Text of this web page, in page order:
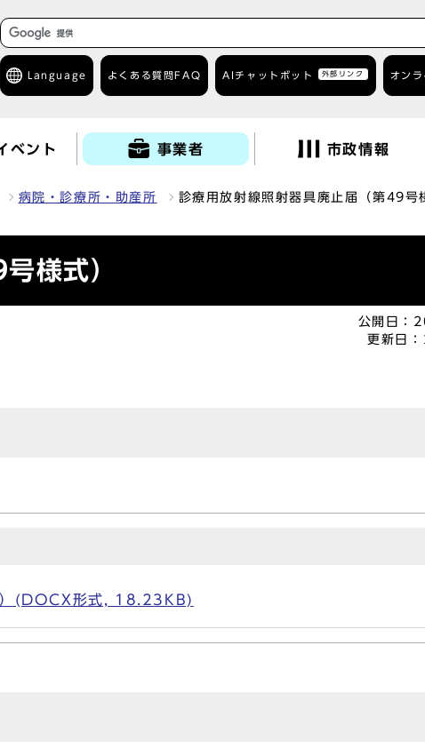
Language よくある質問 FAQ AIチャットボット 外部リンク オン
ベント 事業者 市政情報
病院・診療所・助産所 診療用放射線照射器具廃止届（第49号
様式）
公開日：
更新日：
）(DOCX形式, 18.23KB)